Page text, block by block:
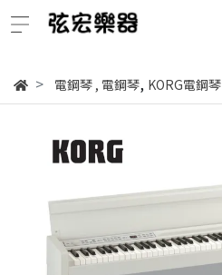
電鋼琴, 電鋼琴, KORG電鋼琴